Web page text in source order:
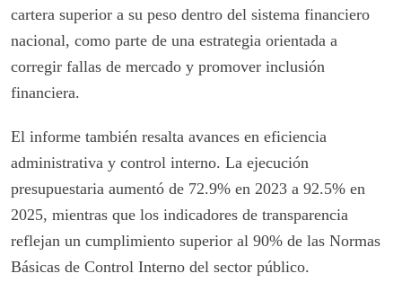
cartera superior a su peso dentro del sistema financiero
nacional, como parte de una estrategia orientada a
corregir fallas de mercado y promover inclusión
financiera.
El informe también resalta avances en eficiencia
administrativa y control interno. La ejecución
presupuestaria aumentó de 72.9% en 2023 a 92.5% en
2025, mientras que los indicadores de transparencia
reflejan un cumplimiento superior al 90% de las Normas
Básicas de Control Interno del sector público.